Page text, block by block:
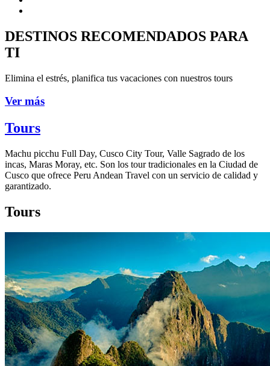
DESTINOS RECOMENDADOS PARA
TI
Elimina el estrés, planifica tus vacaciones con nuestros tours
Ver más
Tours
Machu picchu Full Day, Cusco City Tour, Valle Sagrado de los
incas, Maras Moray, etc. Son los tour tradicionales en la Ciudad de
Cusco que ofrece Peru Andean Travel con un servicio de calidad y
garantizado.
Tours